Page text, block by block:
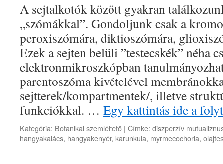
A sejtalkotók között gyakran
„szómákkal”. Gondoljunk csak a
peroxiszómára, diktioszómára,
Ezek a sejten belüli ”testecskék” néha
elektronmikroszkópban
parentoszóma kivételével
sejtterek/kompartmentek/, illetve
funkciókkal. … Egy kattintás ide a
Kategória: Botanikai szemléltető | Címke: diszperzív
hangyakalács, hangyakenyér, karunkula, myrmecochoria,